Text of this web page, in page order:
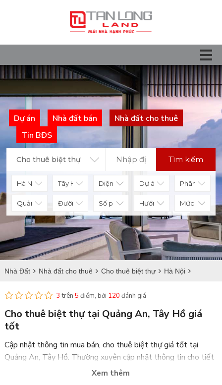
Dự án Nhà đất bán
Nhà đất cho thuê
Tin BĐS
Cho thuê biệt thự Tìm kiếm
Diện tích
Số phòng Hướng nhà Mức giá
Nhà Đất Nhà đất cho thuê Cho thuê biệt thự Hà Nội
Tây Hồ Cho thuê biệt thự tại Quảng An
3 trên 5 điểm, bởi 120 đánh giá
Cho thuê biệt thự tại Quảng An, Tây Hồ giá
tốt
Cập nhật thông tin mua bán, cho thuê biệt thự giá tốt tại
Quảng An, Tây Hồ. Thường xuyên cập nhật thông tin cho tiết
về diện tích, vị trí và giá cho thuê nhà đất tại Quảng An, Tây
Xem thêm